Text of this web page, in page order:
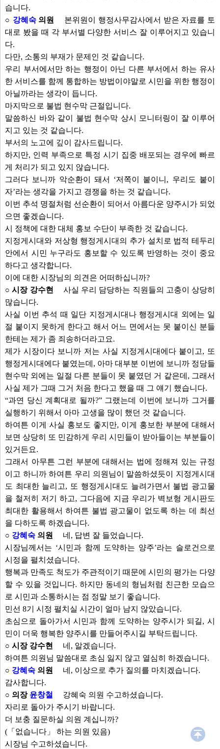
습니다.
○ 강혜숙의원
본위원이 행정사무감사에서 받은 자료를 토
대로 봤을 때 각 부서별 다양한 서비스 잘 이루어지고 있습니
다.
다만, 소통의 부재가 문제인 것 같습니다.
우리 부서에서만 하는 행정이 아닌 다른 부서에서 하는 유사
한 서비스를 함께 통합하는 방법이야말로 시민을 위한 행정이
아닐까라는 생각이 듭니다.
마지막으로 불법 현수막 근절입니다.
말씀하신 바와 같이 불법 현수막 상시 모니터링이 잘 이루어
지고 있는 것 같습니다.
부서의 노고에 깊이 감사드립니다.
하지만, 인력 부족으로 특정 시기 집중 배포되는 경우에 빠르
게 처리가 되고 있지 않습니다.
그러다 보니까 악순환이 돼서 ‘저쪽이 붙이니, 우리도 붙이
자’라는 생각을 가지고 경쟁을 하는 것 같습니다.
이번 추석 명절처럼 선순환이 되어서 아름다운 양주시가 되었
으면 좋겠습니다.
시 정책에 대한 대체 홍보 수단이 부족한 것 같습니다.
지정게시대와 저상형 행정게시대의 추가 설치로 법적 테두리
안에서 시민 누구라도 홍보할 수 있도록 반영하는 것이 중요
하다고 생각합니다.
이에 대한 시장님의 의견은 어떠하십니까?
○ 시장 강수현
사실 우리 담당하는 직원들의 고충이 상당히
많습니다.
사실 이번 추석 때 일단 지정게시대나 행정게시대 외에는 일
절 붙이지 못하게 한다고 해서 어느 면에서는 못 붙이신 분들
한테는 제가 좀 죄송하더라고요.
제가 시장이다 보니까 저는 사실 지정게시대에다 붙이고, 또
행정게시대에다 붙였는데, 아마 대부분 이번에 보니까 정당들
현수막 외에는 일절 다른 분들이 못 붙였던 거 같은데, 그래서
사실 제가 그때 그거 처음 한다고 했을 때 그 얘기 했습니다.
“과연 당신 계획대로 될까?” 그랬는데 이번에 보니까 그거를
실행하기 위해서 아마 고생을 많이 했던 것 같습니다.
하여튼 이게 사실 홍보도 좋지만, 이게 홍보한 부분에 대해서
보면 상당히 또 민감하게 우리 시민들이 받아들이는 부분들이
있거든요.
그래서 아무튼 그런 부분에 대해서는 법에 정해져 있는 규정
이고 하니까 하여튼 우리 의원님이 말씀하셨듯이 지정게시대
도 최대한 늘리고, 또 행정게시대도 늘려가면서 불법 광고물
을 철저히 저기 하고, 그다음에 지금 우리가 벽보형 게시판도
최대한 활용해서 하여튼 불법 광고물이 없도록 하는 데 최선
을 다하도록 하겠습니다.
○ 강혜숙 의원
네, 답변 잘 들었습니다.
시장님께서는 ‘시민과 함께 도약하는 양주’라는 슬로건으로
시정을 펼치셨습니다.
행복과 만족도 척도가 주관적이기 때문에 시민의 평가는 다양
할 수 있을 것입니다. 하지만 동네의 형님처럼 친근한 모습으
로 시민과 소통하시는 점 정말 보기 좋습니다.
민선 8기 시정 펼치실 시간이 얼마 남지 않았습니다.
초심으로 돌아가서 시민과 함께 도약하는 양주시가 되길, 시
민이 더욱 행복한 양주시를 만들어주시길 부탁드립니다.
○ 시장 강수현
네, 알겠습니다.
하여튼 의원님 말씀대로 초심 잃지 않고 열심히 하겠습니다.
○ 강혜숙 의원
네, 이상으로 추가 질의를 마치겠습니다.
감사합니다.
○ 의장 윤창철
강혜숙 의원 수고하셨습니다.
자리로 돌아가 주시기 바랍니다.
더 보충 질문하실 의원 계십니까?
(「없습니다」 하는 의원 있음)
시장님 수고하셨습니다.